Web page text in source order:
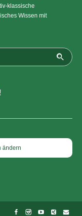
klassische
Wissen mit
ändern